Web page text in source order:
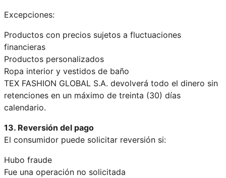
Excepciones:
Productos con precios sujetos a fluctuaciones
financieras
Productos personalizados
Ropa interior y vestidos de baño
TEX FASHION GLOBAL S.A. devolverá todo el dinero sin
retenciones en un máximo de treinta (30) días
calendario.
13. Reversión del pago
El consumidor puede solicitar reversión si:
Hubo fraude
Fue una operación no solicitada